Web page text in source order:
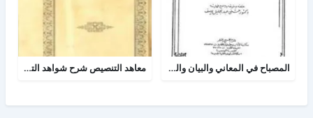
المصباح في المعاني والبيان والبديع معاهد التنصيص شرح شواهد التلخيص وبهامشه بدائع البدائه